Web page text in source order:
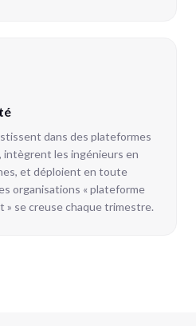
dans des plateformes
les ingénieurs en
et déploient en toute
organisations « plateforme
» se creuse chaque trimestre.